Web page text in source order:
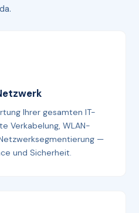
Ihrer gesamten IT-
Verkabelung, WLAN-
—
und Sicherheit.